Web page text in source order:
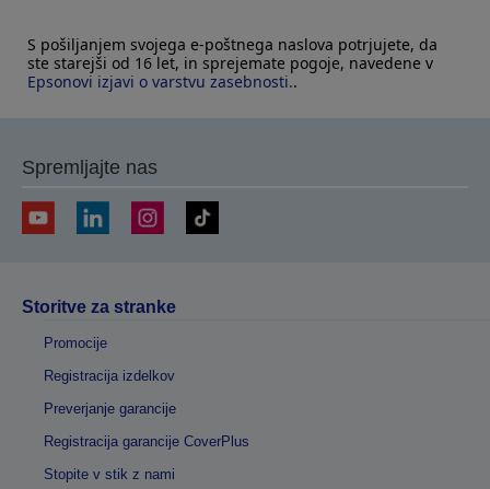
S pošiljanjem svojega e-poštnega naslova potrjujete, da
ste starejši od 16 let, in sprejemate pogoje, navedene v
Epsonovi izjavi o varstvu zasebnosti..
Spremljajte nas
Storitve za stranke
Promocije
Registracija izdelkov
Preverjanje garancije
Registracija garancije CoverPlus
Stopite v stik z nami